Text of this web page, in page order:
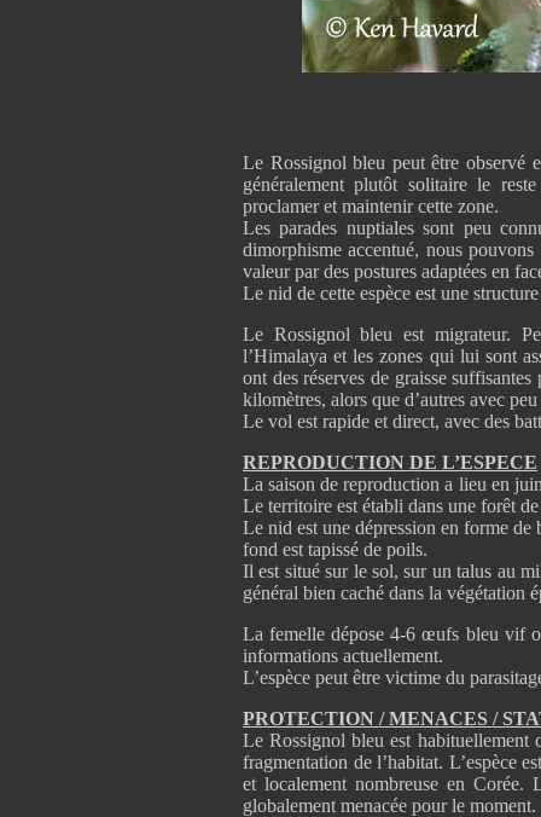
Le Rossignol bleu peut être observé
généralement plutôt solitaire le
proclamer et maintenir cette zone.
Les parades nuptiales sont peu
dimorphisme accentué, nous
valeur par des postures adaptées en
Le nid de cette espèce est une
Le Rossignol bleu est migrateur.
l’Himalaya et les zones qui lui sont
ont des réserves de graisse
kilomètres, alors que d’autres avec
Le vol est rapide et direct, avec des
REPRODUCTION DE L’ESPECE
La saison de reproduction a lieu en
Le territoire est établi dans une forêt
Le nid est une dépression en forme de
fond est tapissé de poils.
Il est situé sur le sol, sur un talus au
général bien caché dans la végétation
La femelle dépose 4-6 œufs bleu vif
informations actuellement.
L’espèce peut être victime du
PROTECTION / MENACES /
Le Rossignol bleu est habituellement
fragmentation de l’habitat. L’espèce
et localement nombreuse en Corée.
globalement menacée pour le moment.